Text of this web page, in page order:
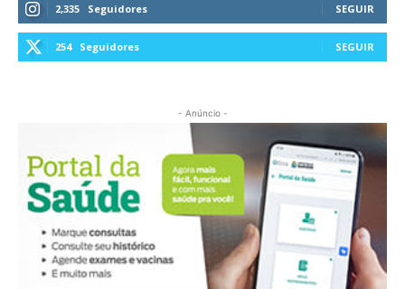
2,335 Seguidores SEGUIR
254 Seguidores SEGUIR
- Anúncio -